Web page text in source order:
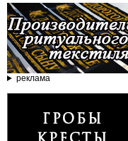
реклама